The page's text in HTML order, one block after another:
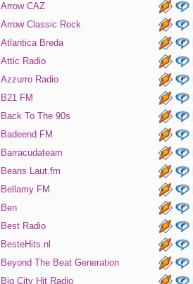
Arrow CAZ
Arrow Classic Rock
Atlantica Breda
Attic Radio
Azzurro Radio
B21 FM
Back To The 90s
Badeend FM
Barracudateam
Beans Laut.fm
Bellamy FM
Ben
Best Radio
BesteHits.nl
Beyond The Beat Generation
Big City Hit Radio